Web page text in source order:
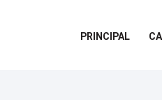
PRINCIPAL